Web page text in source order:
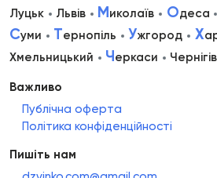
Луцьк
Львів Миколаїв Одеса
Суми Тернопіль Ужгород Х
Хмельницький
Черкаси Чернігів
Важливо
Публічна оферта
Політика конфіденційності
Пишіть нам